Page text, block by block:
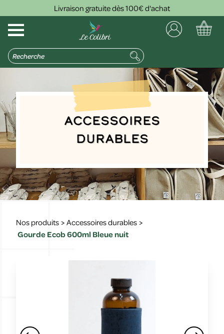
Livraison gratuite dès 100€ d'achat
Accessoires
durables
Nos produits > Accessoires durables >
Gourde Ecob 600ml Bleue nuit